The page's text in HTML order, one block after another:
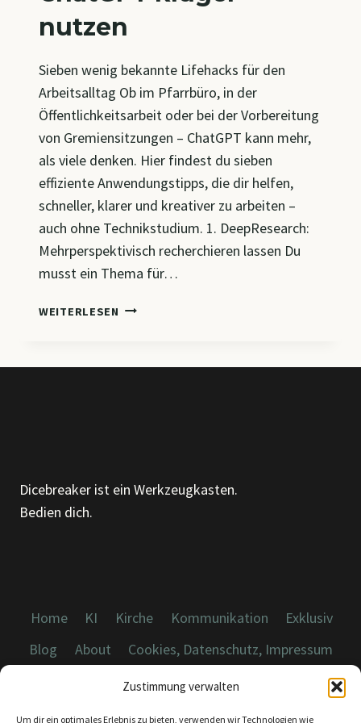
Zustimmung verwalten
Um dir ein optimales Erlebnis zu bieten, verwenden wir Technologien wie
nutzen
Sieben wenig bekannte Lifehacks für den
Arbeitsalltag Ob im Pfarrbüro, in der
Öffentlichkeitsarbeit oder bei der Vorbereitung
von Gremiensitzungen – ChatGPT kann mehr,
als viele denken. Hier findest du sieben
effiziente Anwendungstipps, die dir helfen,
schneller, klarer und kreativer zu arbeiten –
auch ohne Technikstudium. 1. DeepResearch:
Mehrperspektivisch recherchieren lassen Du
musst ein Thema für…
WEITERLESEN CHATGPT
Dicebreaker ist ein Werkzeugkasten.
Bedien dich.
Home KI Kirche Kommunikation
Exklusiv
Blog
About Cookies, Datenschutz, Impressum